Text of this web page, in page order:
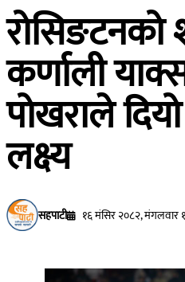
कर्णाली
पोखराले
लक्ष्य
सहपाटी १६ मंसिर २०८२, मंगलवार